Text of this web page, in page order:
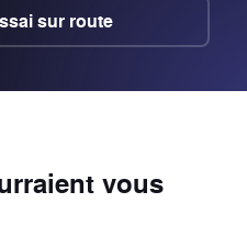
sur route
vous